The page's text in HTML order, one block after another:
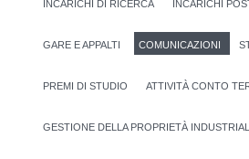
INCARICHI DI RICERCA INCARICHI
GARE E APPALTI COMUNICAZIONI
PREMI DI STUDIO ATTIVITÀ CONTO
GESTIONE DELLA PROPRIETÀ